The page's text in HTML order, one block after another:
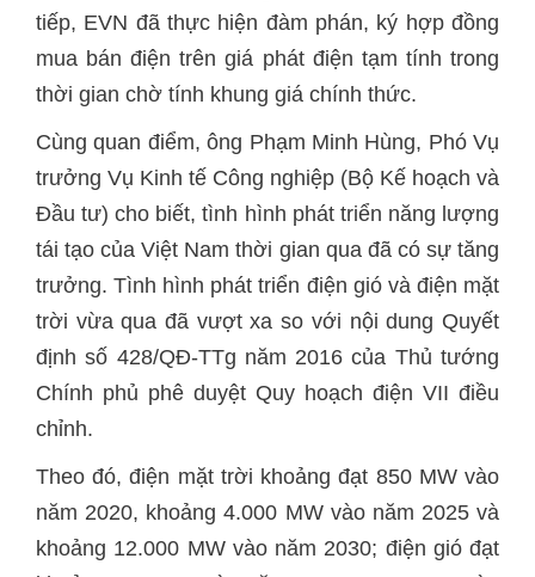
tiếp, EVN đã thực hiện đàm phán, ký hợp đồng
mua bán điện trên giá phát điện tạm tính trong
thời gian chờ tính khung giá chính thức.
Cùng quan điểm, ông Phạm Minh Hùng, Phó Vụ
trưởng Vụ Kinh tế Công nghiệp (Bộ Kế hoạch và
Đầu tư) cho biết, tình hình phát triển năng lượng
tái tạo của Việt Nam thời gian qua đã có sự tăng
trưởng. Tình hình phát triển điện gió và điện mặt
trời vừa qua đã vượt xa so với nội dung Quyết
định số 428/QĐ-TTg năm 2016 của Thủ tướng
Chính phủ phê duyệt Quy hoạch điện VII điều
chỉnh.
Theo đó, điện mặt trời khoảng đạt 850 MW vào
năm 2020, khoảng 4.000 MW vào năm 2025 và
khoảng 12.000 MW vào năm 2030; điện gió đạt